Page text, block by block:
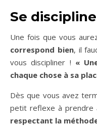
Se
Une fois que vous
correspond bien, il
vous discipliner ! «
chaque chose à sa
Dès que vous avez
petit reflexe à prendre
respectant la